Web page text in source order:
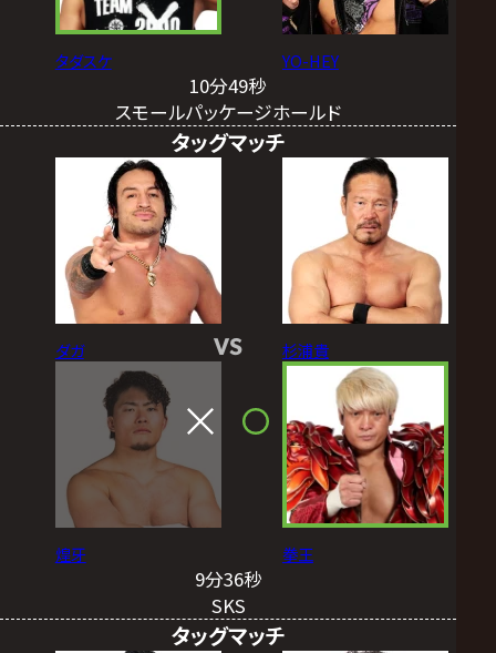
タダスケ YO-HEY
10分49秒
スモールパッケージホールド
タッグマッチ
ダガ
煌牙
VS 杉浦貴
拳王
9分36秒
SKS
タッグマッチ